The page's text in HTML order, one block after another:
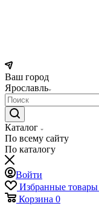
Ваш город
Ярославль
Каталог
По всему сайту
По каталогу
Войти
Избранные товары
Корзина 0